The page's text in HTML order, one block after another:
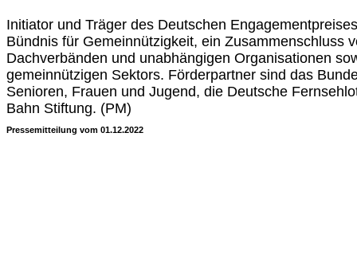
Initiator und Träger des Deutschen
Bündnis für Gemeinnützigkeit, ein Zusammenschluss
Dachverbänden und unabhängigen Organisationen
gemeinnützigen Sektors. Förderpartner sind das
Senioren, Frauen und Jugend, die Deutsche
Bahn Stiftung. (PM)
Pressemitteilung vom 01.12.2022